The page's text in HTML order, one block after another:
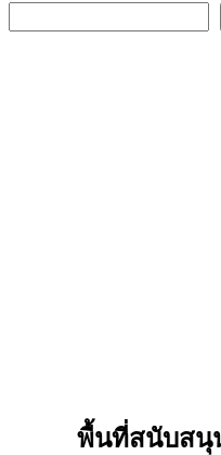
พื้นที่สนับสนุน